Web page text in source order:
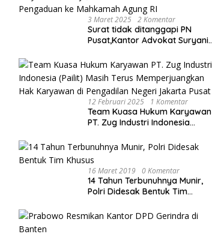
3 Maret 2025 2 Komentar
Surat tidak ditanggapi PN
Pusat,Kantor Advokat Suryani
Pengaduan ke Mahkamah
Agung RI
12 Februari 2025 1 Komentar
Team Kuasa Hukum Karyawan
PT. Zug Industri Indonesia
Memperjuangkan Hak
Karyawan di Pengadilan Negeri
Jakarta Pusat
16 Maret 2019 0 Komentar
14 Tahun Terbunuhnya Munir,
Polri Didesak Bentuk Tim